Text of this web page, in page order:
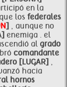
en la
los federales
] , aunque no
enemiga . el
al grado
comandante
[LUGAR] ,
hacia
hornos